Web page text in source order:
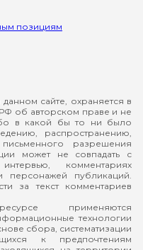
позициям
сайте, охраняется в
РФ об авторском праве и не
в какой бы то ни было
распространению,
разрешения
может не совпадать с
комментариях
публикаций.
за текст комментариев
применяются
технологии
сбора, систематизации
к предпочтениям